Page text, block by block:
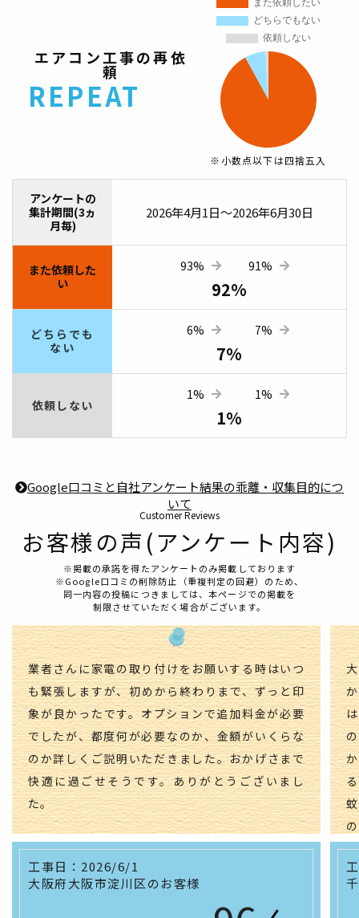
エアコン工事の再依
頼
REPEAT
※小数点以下は四捨五入
アンケートの
集計期間(3ヵ
月毎)
2026年4月1日～2026年6月30日
また依頼した
い
93% 91%
92%
どちらでも
ない
6% 7%
7%
依頼しない
1% 1%
1%
Google口コミと自社アンケート結果の乖離・収集目的につ
いて
お客様の声(アンケート内容)
※掲載の承諾を得たアンケートのみ掲載しております
※Google口コミの削除防止（重複判定の回避）のため、
同一内容の投稿につきましては、本ページでの掲載を
制限させていただく場合がございます。
業者さんに家電の取り付けをお願いする時はいつ
も緊張しますが、初めから終わりまで、ずっと印
象が良かったです。オプションで追加料金が必要
でしたが、都度何が必要なのか、金額がいくらな
のか詳しくご説明いただきました。おかげさまで
快適に過ごせそうです。ありがとうございまし
た。
工事日： 2026/6/1
大阪府大阪市淀川区のお客様